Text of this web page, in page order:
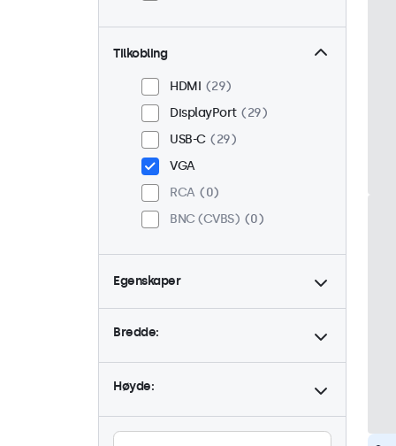
Tilkobling
HDMI
29
DisplayPort
29
USB-C
29
VGA
RCA
0
BNC (CVBS)
0
Egenskaper
4:3 / 5:4
6
Dimbar
29
Lesbar i sollys
8
Bredde:
Høyde: